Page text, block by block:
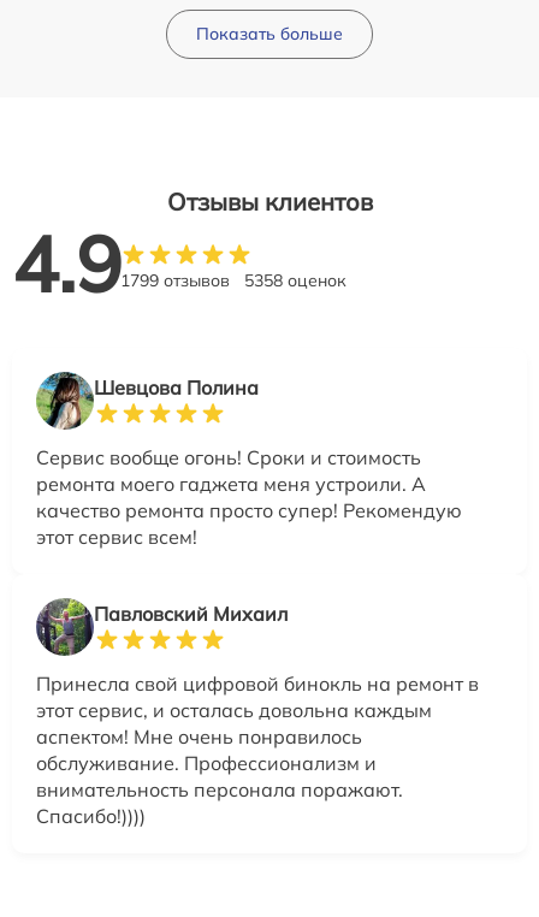
Показать больше
Отзывы клиентов
4.91799 отзывов 5358 оценок
Шевцова Полина
Сервис вообще огонь! Сроки и стоимость
ремонта моего гаджета меня устроили. А
качество ремонта просто супер! Рекомендую
этот сервис всем!
Павловский Михаил
Принесла свой цифровой бинокль на ремонт в
этот сервис, и осталась довольна каждым
аспектом! Мне очень понравилось
обслуживание. Профессионализм и
внимательность персонала поражают.
Спасибо!))))